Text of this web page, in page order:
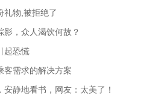
礼物,被拒绝了
影，众人渴饮何故？
起恐慌
客需求的解决方案
静地看书，网友：太美了！